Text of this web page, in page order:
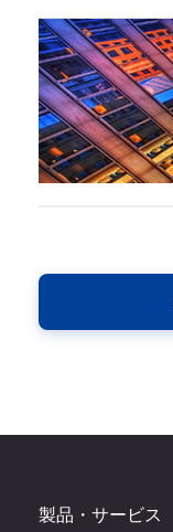
製品・サービス